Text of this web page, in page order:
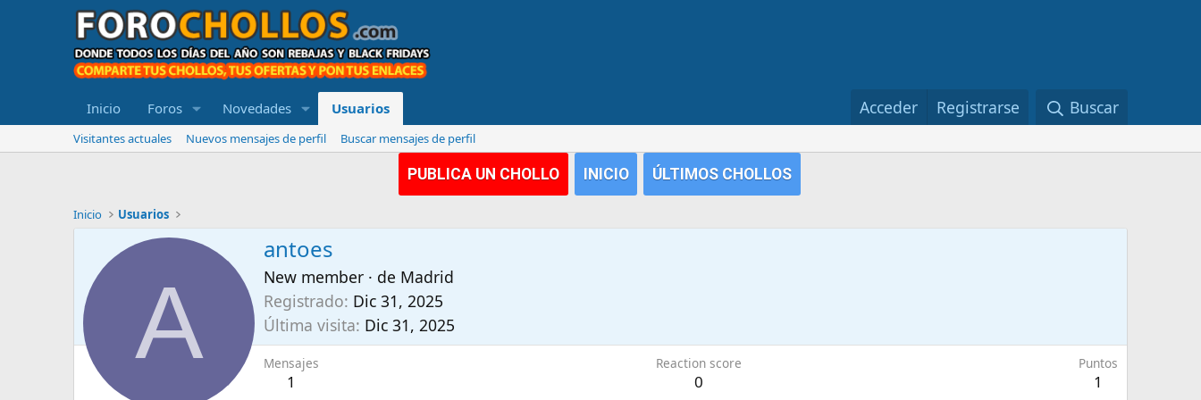
Inicio Foros Novedades Usuarios Acceder Registrarse Buscar
Visitantes actuales Nuevos mensajes de perfil Buscar mensajes de perfil
PUBLICA UN CHOLLO INICIO ÚLTIMOS CHOLLOS
Inicio Usuarios
A
antoes
New member · de Madrid
Registrado Dic 31, 2025
Última visita Dic 31, 2025
Mensajes
1
Reaction score
0
Puntos
1